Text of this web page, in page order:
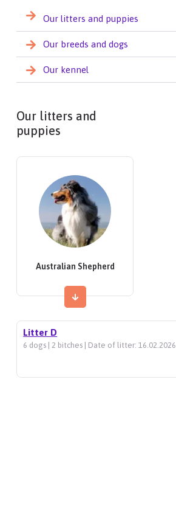
Our litters and puppies
Our breeds and dogs
Our kennel
Our litters and
puppies
Australian Shepherd
Litter D
6 dogs | 2 bitches | Date of litter: 16.02.2026